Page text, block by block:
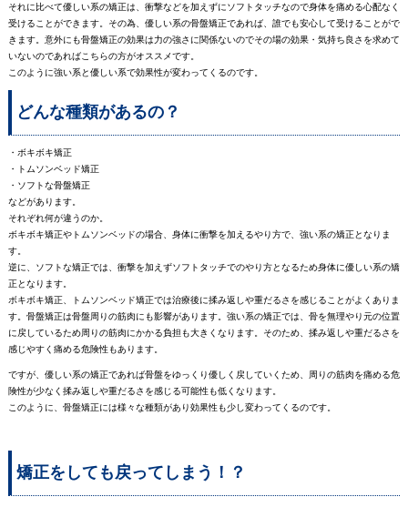
それに比べて優しい系の矯正は、衝撃などを加えずにソフトタッチなので身体を痛める心配なく
受けることができます。その為、優しい系の骨盤矯正であれば、誰でも安心して受けることがで
きます。意外にも骨盤矯正の効果は力の強さに関係ないのでその場の効果・気持ち良さを求めて
いないのであればこちらの方がオススメです。
このように強い系と優しい系で効果性が変わってくるのです。
どんな種類があるの？
・ボキボキ矯正
・トムソンベッド矯正
・ソフトな骨盤矯正
などがあります。
それぞれ何が違うのか。
ボキボキ矯正やトムソンベッドの場合、身体に衝撃を加えるやり方で、強い系の矯正となりま
す。
逆に、ソフトな矯正では、衝撃を加えずソフトタッチでのやり方となるため身体に優しい系の矯
正となります。
ボキボキ矯正、トムソンベッド矯正では治療後に揉み返しや重だるさを感じることがよくありま
す。骨盤矯正は骨盤周りの筋肉にも影響があります。強い系の矯正では、骨を無理やり元の位置
に戻しているため周りの筋肉にかかる負担も大きくなります。そのため、揉み返しや重だるさを
感じやすく痛める危険性もあります。
ですが、優しい系の矯正であれば骨盤をゆっくり優しく戻していくため、周りの筋肉を痛める危
険性が少なく揉み返しや重だるさを感じる可能性も低くなります。
このように、骨盤矯正には様々な種類があり効果性も少し変わってくるのです。
矯正をしても戻ってしまう！？